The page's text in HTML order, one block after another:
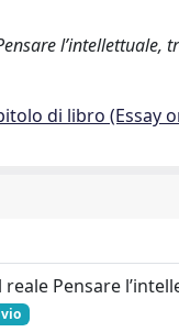
l’intellettuale,
di libro (Essay
Pensare